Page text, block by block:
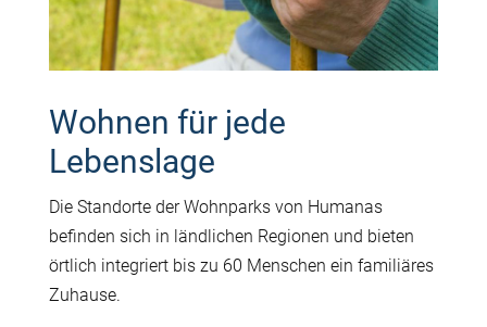
Wohnen für jede
Lebenslage
Die Standorte der Wohnparks von Humanas
befinden sich in ländlichen Regionen und bieten
örtlich integriert bis zu 60 Menschen ein familiäres
Zuhause.